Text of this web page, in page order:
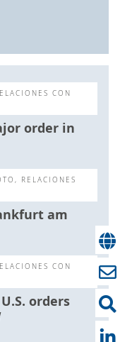
CON
order in
RELACIONES
am
CON
orders